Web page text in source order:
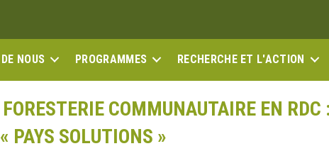
NOUS PROGRAMMES RECHERCHE ET L'ACTION
COMMUNAUTAIRE EN RDC :
PAYS SOLUTIONS »